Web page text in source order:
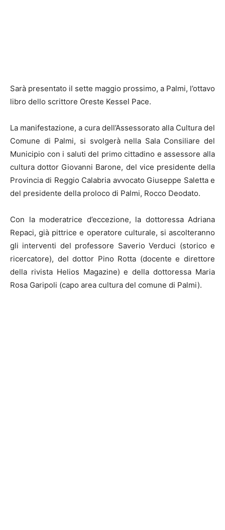
Sarà presentato il sette maggio prossimo, a Palmi, l’ottavo
libro dello scrittore Oreste Kessel Pace.
La manifestazione, a cura dell’Assessorato alla Cultura del
Comune di Palmi, si svolgerà nella Sala Consiliare del
Municipio con i saluti del primo cittadino e assessore alla
cultura dottor Giovanni Barone, del vice presidente della
Provincia di Reggio Calabria avvocato Giuseppe Saletta e
del presidente della proloco di Palmi, Rocco Deodato.
Con la moderatrice d’eccezione, la dottoressa Adriana
Repaci, già pittrice e operatore culturale, si ascolteranno
gli interventi del professore Saverio Verduci (storico e
ricercatore), del dottor Pino Rotta (docente e direttore
della rivista Helios Magazine) e della dottoressa Maria
Rosa Garipoli (capo area cultura del comune di Palmi).